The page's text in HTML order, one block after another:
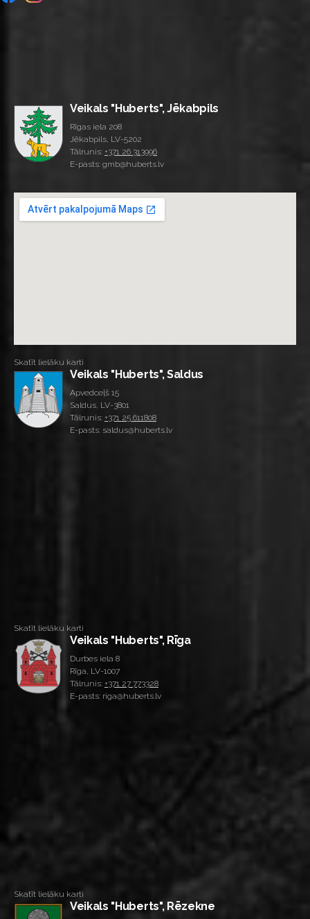
Veikals "Huberts", Jēkabpils
Rīgas iela 208
Jēkabpils, LV-5202
Tālrunis: +371 26 313996
E-pasts: gmb@huberts.lv
Skatīt lielāku karti
Veikals "Huberts", Saldus
Apvedceļš 15
Saldus, LV-3801
Tālrunis: +371 25 611808
E-pasts: saldus@huberts.lv
Skatīt lielāku karti
Veikals "Huberts", Rīga
Durbes iela 8
Rīga, LV-1007
Tālrunis: +371 27 773328
E-pasts: riga@huberts.lv
Skatīt lielāku karti
Veikals "Huberts", Rēzekne